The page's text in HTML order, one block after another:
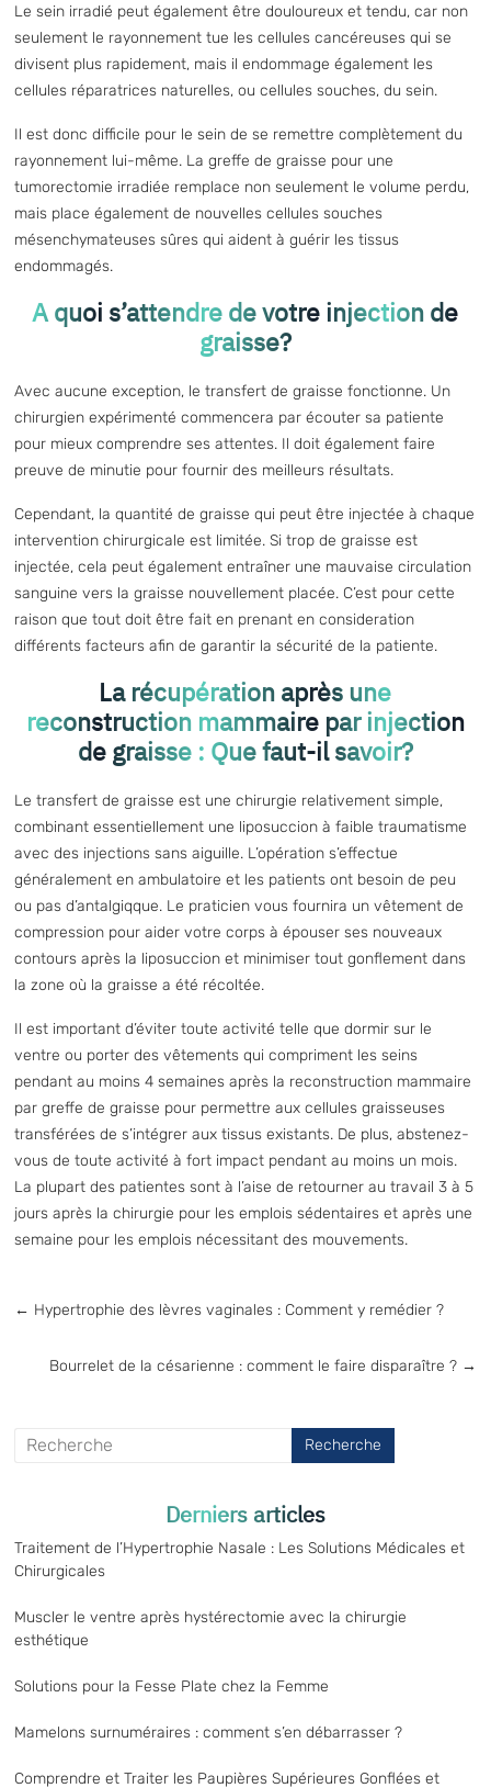
Le sein irradié peut également être douloureux et tendu, car non
seulement le rayonnement tue les cellules cancéreuses qui se
divisent plus rapidement, mais il endommage également les
cellules réparatrices naturelles, ou cellules souches, du sein.
Il est donc difficile pour le sein de se remettre complètement du
rayonnement lui-même. La greffe de graisse pour une
tumorectomie irradiée remplace non seulement le volume perdu,
mais place également de nouvelles cellules souches
mésenchymateuses sûres qui aident à guérir les tissus
endommagés.
A quoi s’attendre de votre injection de
graisse?
Avec aucune exception, le transfert de graisse fonctionne. Un
chirurgien expérimenté commencera par écouter sa patiente
pour mieux comprendre ses attentes. Il doit également faire
preuve de minutie pour fournir des meilleurs résultats.
Cependant, la quantité de graisse qui peut être injectée à chaque
intervention chirurgicale est limitée. Si trop de graisse est
injectée, cela peut également entraîner une mauvaise circulation
sanguine vers la graisse nouvellement placée. C’est pour cette
raison que tout doit être fait en prenant en consideration
différents facteurs afin de garantir la sécurité de la patiente.
La récupération après une
reconstruction mammaire par injection
de graisse : Que faut-il savoir?
Letransfert de graisse est une chirurgie relativement simple,
combinant essentiellement une liposuccion à faible traumatisme
avec des injections sans aiguille. L’opération s’effectue
généralement en ambulatoire et les patients ont besoin de peu
ou pas d’antalgiqque. Le praticien vous fournira un vêtement de
compression pour aider votre corps à épouser ses nouveaux
contours après la liposuccion et minimiser tout gonflement dans
la zone où la graisse a été récoltée.
Il est important d’éviter toute activité telle que dormir sur le
ventre ou porter des vêtements qui compriment les seins
pendant au moins 4 semaines après la reconstruction mammaire
par greffe de graisse pour permettre aux cellules graisseuses
transférées de s’intégrer aux tissus existants. De plus, abstenez-
vous de toute activité à fort impact pendant au moins un mois.
La plupart des patientes sont à l’aise de retourner au travail 3 à 5
jours après la chirurgie pour les emplois sédentaires et après une
semaine pour les emplois nécessitant des mouvements.
← Hypertrophie des lèvres vaginales : Comment y remédier ?
Bourrelet de la césarienne : comment le faire disparaître ? →
Derniers articles
Traitement de l’Hypertrophie Nasale : Les Solutions Médicales et
Chirurgicales
Muscler le ventre après hystérectomie avec la chirurgie
esthétique
Solutions pour la Fesse Plate chez la Femme
Mamelons surnuméraires : comment s’en débarrasser ?
Comprendre et Traiter les Paupières Supérieures Gonflées et